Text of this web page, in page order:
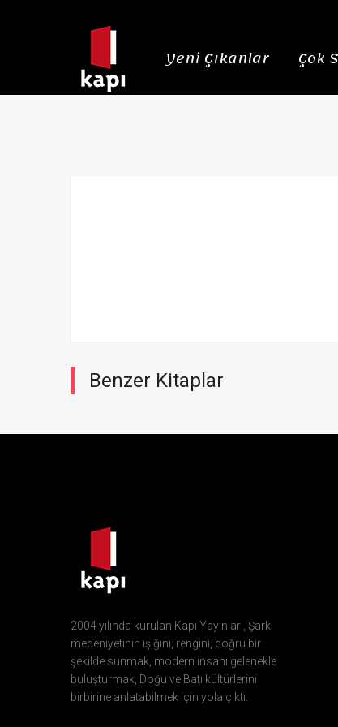
Yeni Çıkanlar Çok
Benzer Kitaplar
2004 yılında kurulan Kapı Yayınları, Şark
medeniyetinin ışığını, rengini, doğru bir
şekilde sunmak, modern insanı gelenekle
buluşturmak, Doğu ve Batı kültürlerini
birbirine anlatabilmek için yola çıktı.